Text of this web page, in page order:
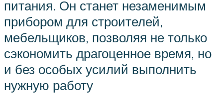
питания. Он станет незаменимым
прибором для строителей,
мебельщиков, позволяя не только
сэкономить драгоценное время, но
и без особых усилий выполнить
нужную работу